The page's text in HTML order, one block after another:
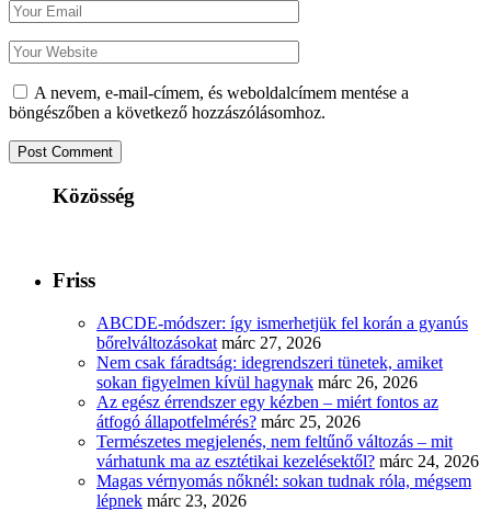
A nevem, e-mail-címem, és weboldalcímem mentése a
böngészőben a következő hozzászólásomhoz.
Közösség
Friss
ABCDE‑módszer: így ismerhetjük fel korán a gyanús
bőrelváltozásokat márc 27, 2026
Nem csak fáradtság: idegrendszeri tünetek, amiket
sokan figyelmen kívül hagynak márc 26, 2026
Az egész érrendszer egy kézben – miért fontos az
átfogó állapotfelmérés? márc 25, 2026
Természetes megjelenés, nem feltűnő változás – mit
várhatunk ma az esztétikai kezelésektől? márc 24, 2026
Magas vérnyomás nőknél: sokan tudnak róla, mégsem
lépnek márc 23, 2026